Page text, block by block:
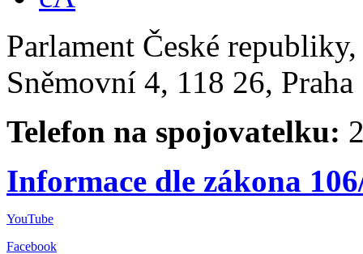
Parlament České
Sněmovní 4, 118 26,
Telefon na spojovatelku:
Informace dle zákona
YouTube
Facebook